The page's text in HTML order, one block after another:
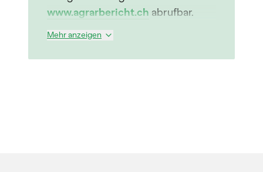
www.agrarbericht.ch abrufbar.
Mehr anzeigen